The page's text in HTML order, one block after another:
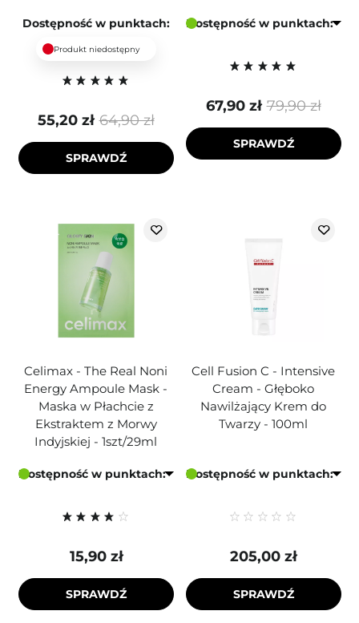
Dostępność w punktach:
Produkt niedostępny
64,90 zł
55,20 zł
SPRAWDŹ
Dostępność w punktach:
79,90 zł
67,90 zł
SPRAWDŹ
Celimax - The Real Noni
Energy Ampoule Mask -
Maska w Płachcie z
Ekstraktem z Morwy
Indyjskiej - 1szt/29ml
Dostępność w punktach:
15,90 zł
SPRAWDŹ
Cell Fusion C - Intensive
Cream - Głęboko
Nawilżający Krem do
Twarzy - 100ml
Dostępność w punktach:
205,00 zł
SPRAWDŹ